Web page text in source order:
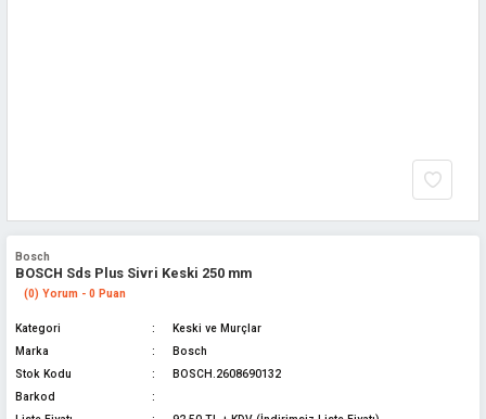
Bosch
BOSCH Sds Plus Sivri Keski 250 mm
(0) Yorum - 0 Puan
Kategori
Keski ve Murçlar
Marka
Bosch
Stok Kodu
BOSCH.2608690132
Barkod